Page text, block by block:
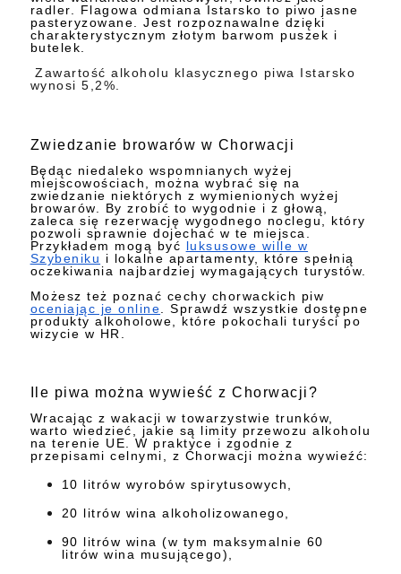
radler. Flagowa odmiana Istarsko to piwo jasne
pasteryzowane. Jest rozpoznawalne dzięki
charakterystycznym złotym barwom puszek i
butelek.
Zawartość alkoholu klasycznego piwa Istarsko
wynosi 5,2%.
Zwiedzanie browarów w Chorwacji
Będąc niedaleko wspomnianych wyżej
miejscowościach, można wybrać się na
zwiedzanie niektórych z wymienionych wyżej
browarów. By zrobić to wygodnie i z głową,
zaleca się rezerwację wygodnego noclegu, który
pozwoli sprawnie dojechać w te miejsca.
Przykładem mogą być luksusowe wille w
Szybeniku i lokalne apartamenty, które spełnią
oczekiwania najbardziej wymagających turystów.
Możesz też poznać cechy chorwackich piw
oceniając je online . Sprawdź wszystkie dostępne
produkty alkoholowe, które pokochali turyści po
wizycie w HR.
Ile piwa można wywieść z Chorwacji?
Wracając z wakacji w towarzystwie trunków,
warto wiedzieć, jakie są limity przewozu alkoholu
na terenie UE. W praktyce i zgodnie z
przepisami celnymi, z Chorwacji można wywieźć:
10 litrów wyrobów spirytusowych,
20 litrów wina alkoholizowanego,
90 litrów wina (w tym maksymalnie 60
litrów wina musującego),